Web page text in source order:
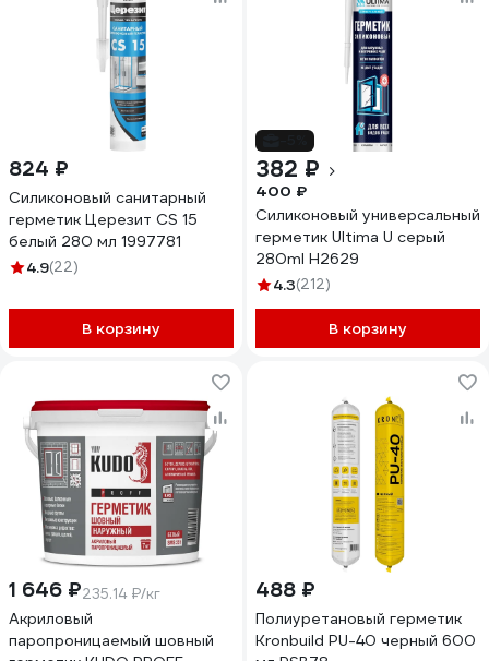
824 ₽
Силиконовый санитарный
герметик Церезит CS 15
белый 280 мл 1997781
4.9(22)
В корзину
382 ₽
400 ₽
Силиконовый универсальный
герметик Ultima U серый
280ml H2629
4.3(212)
В корзину
1 646 ₽235.14 ₽/кг
Акриловый
паропроницаемый шовный
488 ₽
Полиуретановый герметик
Kronbuild PU-40 черный 600